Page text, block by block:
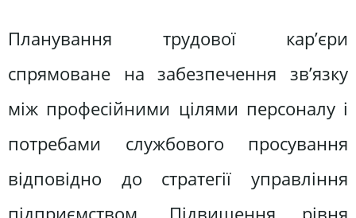
Планування трудової кар’єри
спрямоване на забезпечення зв’язку
між професійними цілями персоналу і
потребами службового просування
відповідно до стратегії управління